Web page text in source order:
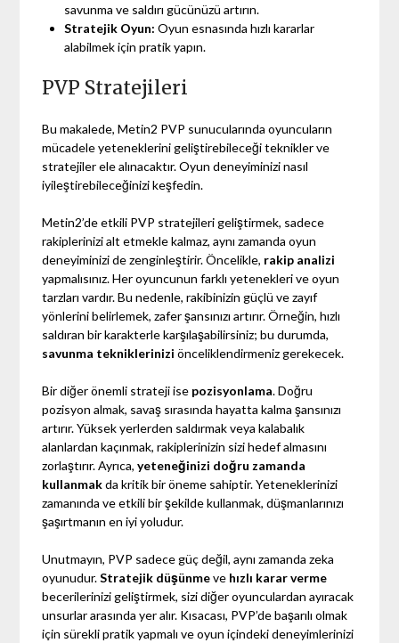
savunma ve saldırı gücünüzü artırın.
Stratejik Oyun: Oyun esnasında hızlı kararlar
alabilmek için pratik yapın.
PVP Stratejileri
Bu makalede, Metin2 PVP sunucularında oyuncuların
mücadele yeteneklerini geliştirebileceği teknikler ve
stratejiler ele alınacaktır. Oyun deneyiminizi nasıl
iyileştirebileceğinizi keşfedin.
Metin2’de etkili PVP stratejileri geliştirmek, sadece
rakiplerinizi alt etmekle kalmaz, aynı zamanda oyun
deneyiminizi de zenginleştirir. Öncelikle, rakip analizi
yapmalısınız. Her oyuncunun farklı yetenekleri ve oyun
tarzları vardır. Bu nedenle, rakibinizin güçlü ve zayıf
yönlerini belirlemek, zafer şansınızı artırır. Örneğin, hızlı
saldıran bir karakterle karşılaşabilirsiniz; bu durumda,
savunma tekniklerinizi önceliklendirmeniz gerekecek.
Bir diğer önemli strateji ise pozisyonlama. Doğru
pozisyon almak, savaş sırasında hayatta kalma şansınızı
artırır. Yüksek yerlerden saldırmak veya kalabalık
alanlardan kaçınmak, rakiplerinizin sizi hedef almasını
zorlaştırır. Ayrıca,yeteneğinizi doğru zamanda
kullanmakda kritik bir öneme sahiptir. Yeteneklerinizi
zamanında ve etkili bir şekilde kullanmak, düşmanlarınızı
şaşırtmanın en iyi yoludur.
Unutmayın, PVP sadece güç değil, aynı zamanda zeka
oyunudur.Stratejik düşünmeve hızlı karar verme
becerilerinizi geliştirmek, sizi diğer oyunculardan ayıracak
unsurlar arasında yer alır. Kısacası, PVP’de başarılı olmak
için sürekli pratik yapmalı ve oyun içindeki deneyimlerinizi